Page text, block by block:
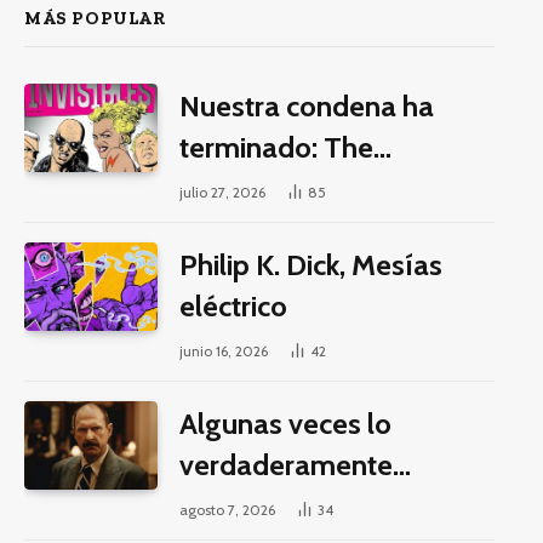
MÁS POPULAR
Nuestra condena ha
terminado: The
Invisibles y la guerra por
julio 27, 2026 85
Philip K. Dick, Mesías
eléctrico
junio 16, 2026 42
Algunas veces lo
verdaderamente
criminal es pasar horas y
agosto 7, 2026 34